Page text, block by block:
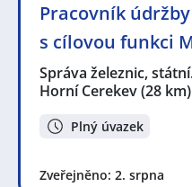
Pracovník
s cílovou funkci
Správa železnic,
Horní Cerekev(28 km)
Plný úvazek
Zveřejněno: 2. srpna